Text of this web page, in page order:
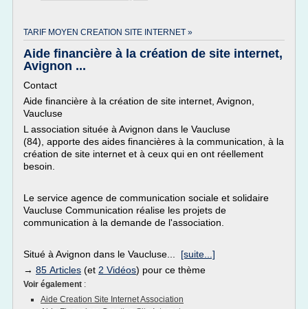
TARIF MOYEN CREATION SITE INTERNET »
Aide financière à la création de site internet,
Avignon ...
Contact
Aide financière à la création de site internet, Avignon,
Vaucluse
L association située à Avignon dans le Vaucluse
(84), apporte des aides financières à la communication, à la
création de site internet et à ceux qui en ont réellement
besoin.
Le service agence de communication sociale et solidaire
Vaucluse Communication réalise les projets de
communication à la demande de l'association.
Situé à Avignon dans le Vaucluse... [suite...]
→ 85 Articles (et 2 Vidéos) pour ce thème
Voir également :
Aide Creation Site Internet Association